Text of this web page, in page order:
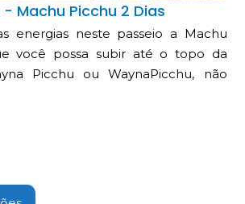
Machu Picchu 2 Dias
energias neste passeio a Machu
você possa subir até o topo da
Picchu ou WaynaPicchu, não